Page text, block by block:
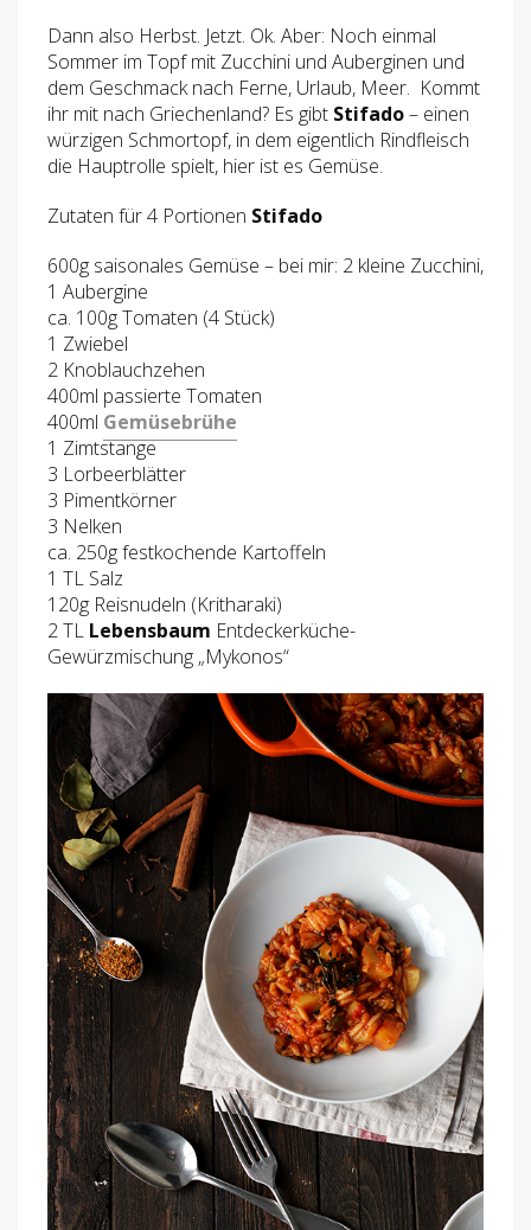
Dann also Herbst. Jetzt. Ok. Aber: Noch einmal
Sommer im Topf mit Zucchini und Auberginen und
dem Geschmack nach Ferne, Urlaub, Meer. Kommt
ihr mit nach Griechenland? Es gibt Stifado– einen
würzigen Schmortopf, in dem eigentlich Rindfleisch
die Hauptrolle spielt, hier ist es Gemüse.
Zutaten für 4 Portionen Stifado
600g saisonales Gemüse – bei mir: 2 kleine Zucchini,
1 Aubergine
ca. 100g Tomaten (4 Stück)
1 Zwiebel
2 Knoblauchzehen
400ml passierte Tomaten
400ml Gemüsebrühe
1 Zimtstange
3 Lorbeerblätter
3 Pimentkörner
3 Nelken
ca. 250g festkochende Kartoffeln
1 TL Salz
120g Reisnudeln (Kritharaki)
2 TL Lebensbaum Entdeckerküche-
Gewürzmischung „Mykonos“